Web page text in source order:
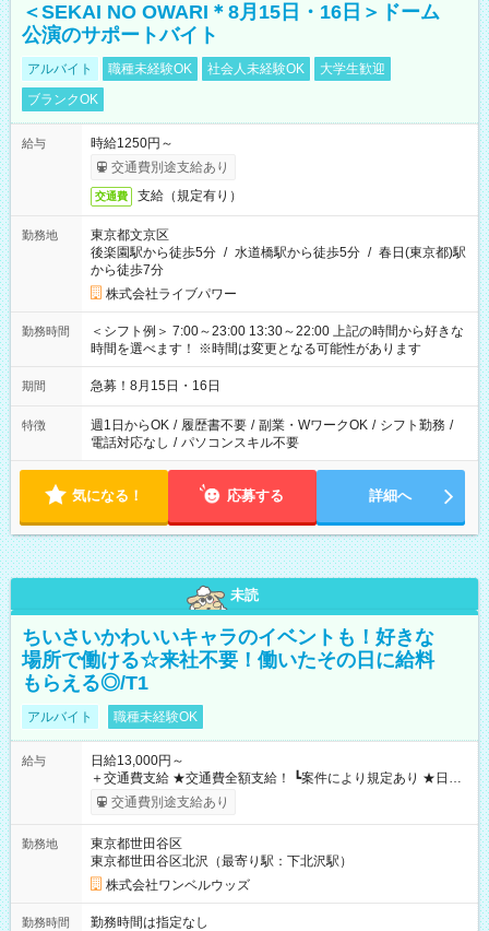
＜SEKAI NO OWARI＊8月15日・16日＞ドーム
公演のサポートバイト
アルバイト 職種未経験OK 社会人未経験OK
大学生歓迎
ブランクOK
給与
時給1250円～
交通費別途支給あり
交通費 支給（規定有り）
勤務地
東京都文京区
後楽園駅から徒歩5分 / 水道橋駅から徒歩5分 / 春日(東京都)駅
から徒歩7分
株式会社ライブパワー
勤務時間
＜シフト例＞ 7:00～23:00 13:30～22:00 上記の時間から好きな
時間を選べます！ ※時間は変更となる可能性があります
期間 急募！8月15日・16日
特徴 週1日からOK / 履歴書不要 / 副業・WワークOK / シフト勤務 /
電話対応なし / パソコンスキル不要
気になる！ 応募する 詳細へ
未読
ちいさいかわいいキャラのイベントも！好きな
場所で働ける☆来社不要！働いたその日に給料
もらえる◎/T1
アルバイト 職種未経験OK
給与
日給13,000円～
＋交通費支給 ★交通費全額支給！ ┗案件により規定あり ★日払
いOK！（規定あり） ┗働いたその日に現金GET♪ お仕事後はコ
ンビニATMから 日払い分を引き落とせます！ 【試用期間】試
交通費別途支給あり
勤務地
東京都世田谷区
東京都世田谷区北沢（最寄り駅：下北沢駅）
株式会社ワンベルウッズ
勤務時間
勤務時間は指定なし